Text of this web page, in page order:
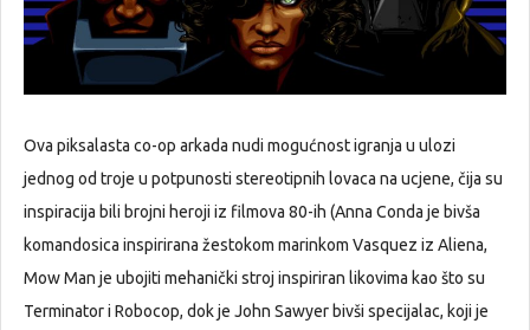
Ova piksalasta co-op arkada nudi mogućnost igranja u ulozi
jednog od troje u potpunosti stereotipnih lovaca na ucjene, čija su
inspiracija bili brojni heroji iz filmova 80-ih (Anna Conda je bivša
komandosica inspirirana žestokom marinkom Vasquez iz Aliena,
Mow Man je ubojiti mehanički stroj inspiriran likovima kao što su
Terminator i Robocop, dok je John Sawyer bivši specijalac, koji je